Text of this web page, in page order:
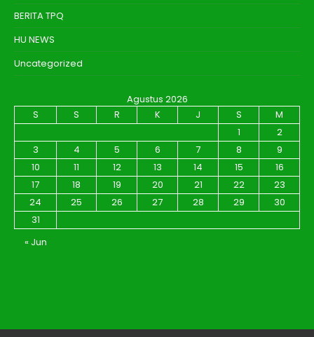
BERITA TPQ
HU NEWS
Uncategorized
Agustus 2026
S
S R K J S
M
1
2
3
4 5 6 7 8
9
10
11 12 13 14 15
16
17
18 19 20 21 22
23
24
25 26 27 28 29
30
31
« Jun